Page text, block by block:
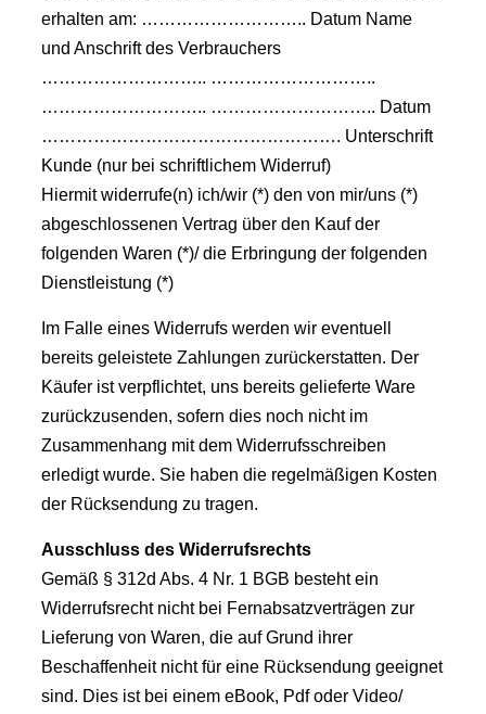
erhalten am: ……………………….. Datum Name
und Anschrift des Verbrauchers
……………………….. ………………………..
……………………….. ……………………….. Datum
……………………………………………. Unterschrift
Kunde (nur bei schriftlichem Widerruf)
Hiermit widerrufe(n) ich/wir (*) den von mir/uns (*)
abgeschlossenen Vertrag über den Kauf der
folgenden Waren (*)/ die Erbringung der folgenden
Dienstleistung (*)
Im Falle eines Widerrufs werden wir eventuell
bereits geleistete Zahlungen zurückerstatten. Der
Käufer ist verpflichtet, uns bereits gelieferte Ware
zurückzusenden, sofern dies noch nicht im
Zusammenhang mit dem Widerrufsschreiben
erledigt wurde. Sie haben die regelmäßigen Kosten
der Rücksendung zu tragen.
Ausschluss des Widerrufsrechts
Gemäß § 312d Abs. 4 Nr. 1 BGB besteht ein
Widerrufsrecht nicht bei Fernabsatzverträgen zur
Lieferung von Waren, die auf Grund ihrer
Beschaffenheit nicht für eine Rücksendung geeignet
sind. Dies ist bei einem eBook, Pdf oder Video/